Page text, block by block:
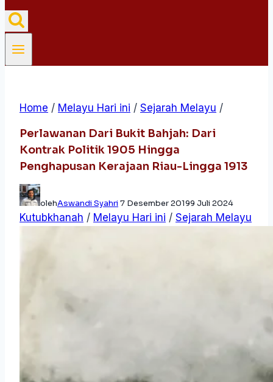
Home / Melayu Hari ini / Sejarah Melayu /
Perlawanan Dari Bukit Bahjah: Dari
Kontrak Politik 1905 Hingga
Penghapusan Kerajaan Riau-Lingga 1913
olehAswandi Syahri 7 Desember 20199 Juli 2024
Kutubkhanah / Melayu Hari ini / Sejarah Melayu